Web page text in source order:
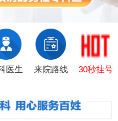
医生 来院路线 30秒挂号